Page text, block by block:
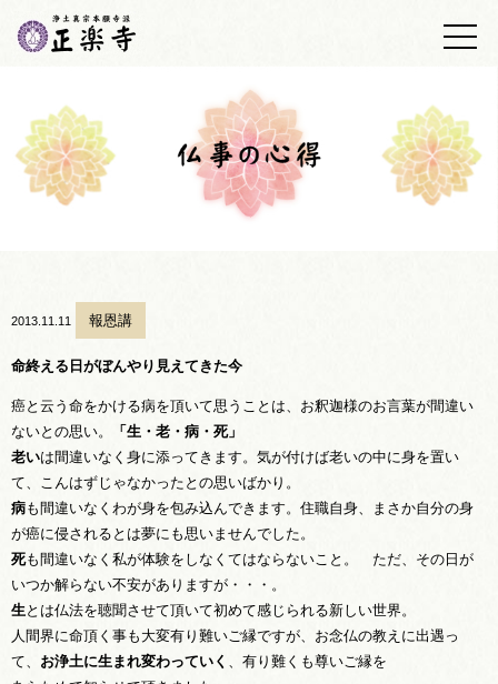
トップ
浄土真宗について
墓地・墓苑
仏事の心得
アクセス
お問い合わせ
2013.11.11 報恩講
命終える日がぼんやり見えてきた今
癌と云う命をかける病を頂いて思うことは、お釈迦様のお言葉が間違い
ないとの思い。
「生・老・病・死」
老いは間違いなく身に添ってきます。気が付けば老いの中に身を置い
て、こんはずじゃなかったとの思いばかり。
病も間違いなくわが身を包み込んできます。住職自身、まさか自分の身
が癌に侵されるとは夢にも思いませんでした。
死も間違いなく私が体験をしなくてはならないこと。 ただ、その日が
いつか解らない不安がありますが・・・。
生とは仏法を聴聞させて頂いて初めて感じられる新しい世界。
人間界に命頂く事も大変有り難いご縁ですが、お念仏の教えに出遇っ
て、 お浄土に生まれ変わっていく
、有り難くも尊いご縁を